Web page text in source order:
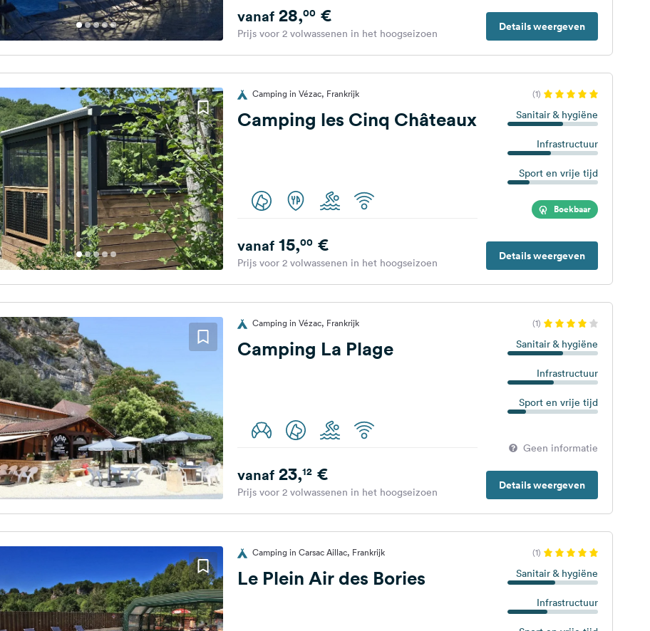
Details weergeven
vanaf28,00€
Prijs voor 2 volwassenen in het hoogseizoen
Camping in Vézac, Frankrijk (1)
Camping les Cinq Châteaux Sanitair & hygiëne
Infrastructuur
Sport en vrije tijd
Boekbaar
Details weergeven
vanaf15,00€
Prijs voor 2 volwassenen in het hoogseizoen
Camping in Vézac, Frankrijk (1)
Camping La Plage Sanitair & hygiëne
Infrastructuur
Sport en vrije tijd
Geen informatie
Details weergeven
vanaf23,12€
Prijs voor 2 volwassenen in het hoogseizoen
Camping in Carsac Aillac, Frankrijk (1)
Le Plein Air des Bories Sanitair & hygiëne
Infrastructuur